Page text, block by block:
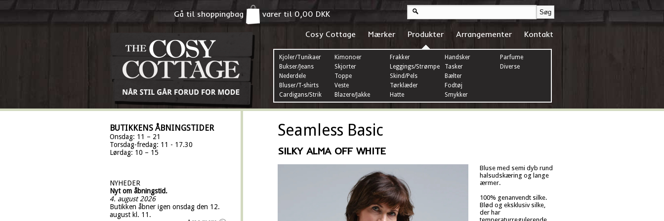
Gå til shoppingbag varer til0,00 DKK
Cosy Cottage Mærker Produkter
Kjoler/Tunikaer
Bukser/Jeans
Nederdele
Bluser/T-shirts
Cardigans/Strik
Kimonoer
Skjorter
Toppe
Veste
Blazere/Jakke
Frakker
Leggings/Strømper
Skind/Pels
Tørklæder
Hatte
Handsker
Tasker
Bælter
Fodtøj
Smykker
Parfume
Diverse
Arrangementer Kontakt
BUTIKKENS ÅBNINGSTIDER
Onsdag: 11 – 21
Torsdag-fredag: 11 - 17.30
Lørdag: 10 – 15
NYHEDER
Nyt om åbningstid.
4. august 2026
Butikken åbner igen onsdag den 12.
august kl. 11.
Seamless Basic
SILKY ALMA OFF WHITE
Bluse med semi dyb rund
halsudskæring og lange
ærmer.
100% genanvendt silke.
Blød og eksklusiv silke,
der har